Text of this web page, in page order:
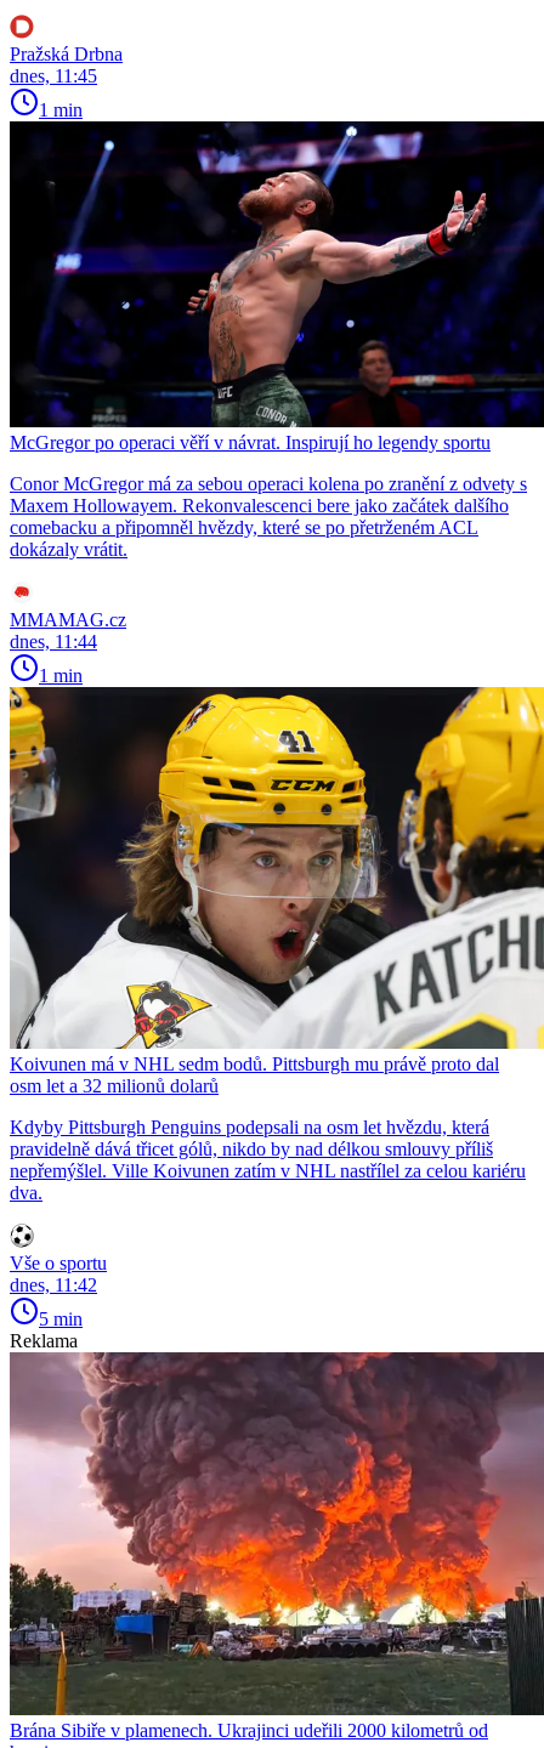
Pražská Drbna
dnes, 11:45
1 min
McGregor po operaci věří v návrat. Inspirují ho legendy sportu
Conor McGregor má za sebou operaci kolena po zranění z odvety s
Maxem Hollowayem. Rekonvalescenci bere jako začátek dalšího
comebacku a připomněl hvězdy, které se po přetrženém ACL
dokázaly vrátit.
MMAMAG.cz
dnes, 11:44
1 min
Koivunen má v NHL sedm bodů. Pittsburgh mu právě proto dal
osm let a 32 milionů dolarů
Kdyby Pittsburgh Penguins podepsali na osm let hvězdu, která
pravidelně dává třicet gólů, nikdo by nad délkou smlouvy příliš
nepřemýšlel. Ville Koivunen zatím v NHL nastřílel za celou kariéru
dva.
Vše o sportu
dnes, 11:42
5 min
Reklama
Brána Sibiře v plamenech. Ukrajinci udeřili 2000 kilometrů od